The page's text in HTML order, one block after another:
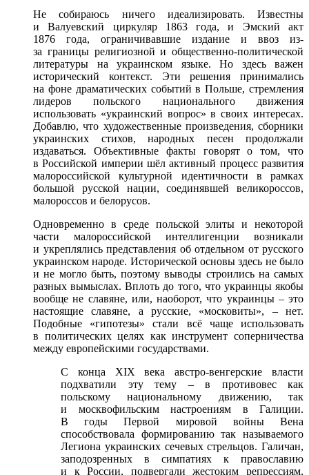
Не собираюсь ничего идеализировать. Известны
и Валуевский циркуляр 1863 года, и Эмский акт
1876 года, ограничивавшие издание и ввоз из-
за границы религиозной и общественно-политической
литературы на украинском языке. Но здесь важен
исторический контекст. Эти решения принимались
на фоне драматических событий в Польше, стремления
лидеров польского национального движения
использовать «украинский вопрос» в своих интересах.
Добавлю, что художественные произведения, сборники
украинских стихов, народных песен продолжали
издаваться. Объективные факты говорят о том, что
в Российской империи шёл активный процесс развития
малороссийской культурной идентичности в рамках
большой русской нации, соединявшей великороссов,
малороссов и белорусов.
Одновременно в среде польской элиты и некоторой
части малороссийской интеллигенции возникали
и укреплялись представления об отдельном от русского
украинском народе. Исторической основы здесь не было
и не могло быть, поэтому выводы строились на самых
разных вымыслах. Вплоть до того, что украинцы якобы
вообще не славяне, или, наоборот, что украинцы – это
настоящие славяне, а русские, «московиты», – нет.
Подобные «гипотезы» стали всё чаще использовать
в политических целях как инструмент соперничества
между европейскими государствами.
С конца XIX века австро-венгерские власти
подхватили эту тему – в противовес как
польскому национальному движению, так
и москвофильским настроениям в Галиции.
В годы Первой мировой войны Вена
способствовала формированию так называемого
Легиона украинских сечевых стрельцов. Галичан,
заподозренных в симпатиях к православию
и к России, подвергали жестоким репрессиям,